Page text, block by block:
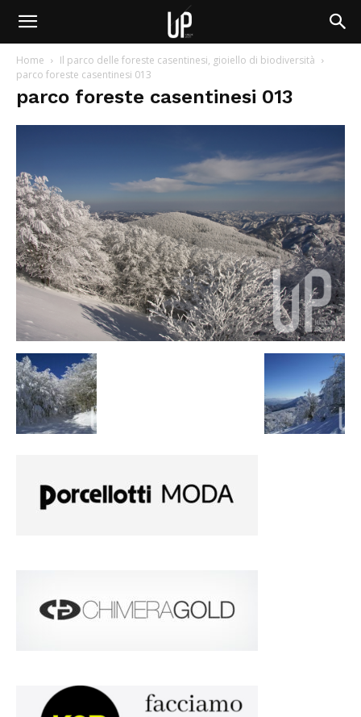
Home
Il parco delle foreste casentinesi, gioiello di biodiversità
parco foreste casentinesi 013
parco foreste casentinesi 013